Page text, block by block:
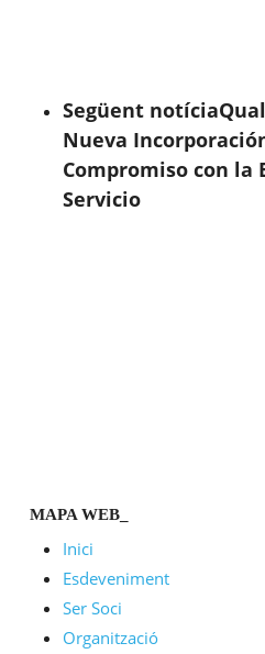
Següent notícia
Nueva
Compromiso con la
Servicio
MAPA WEB_
Inici
Esdeveniment
Ser Soci
Organització